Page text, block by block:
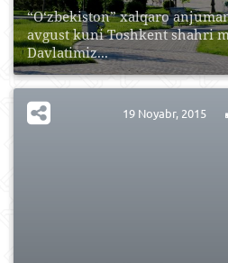
“O‘zbekiston” xalqaro
avgust kuni Toshkent shahri
Davlatimiz...
19 Noyabr, 2015